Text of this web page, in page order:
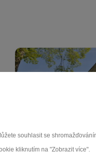
souhlasit se
kliknutím na "Zobrazit více".
Kostel sv.